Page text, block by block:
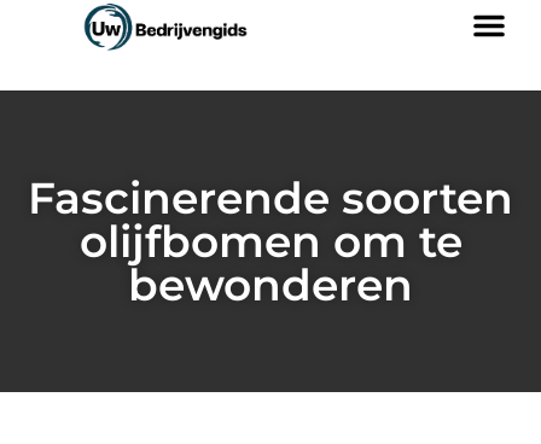
Fascinerende soorten
olijfbomen om te
bewonderen